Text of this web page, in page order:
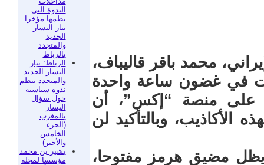
الندوة التي
نظمها مؤخرا
تيار اليسار
الجديد
والمتجدد
بالرباط
الرباط: تيار
اليسار الجديد
والمتجدد ينظم
ندوة سياسية
حول سؤال
اليسار
بالمغرب
(الجزء
الخامس
والأخير)
بشير بن محمد
مؤسسا لمجلة
محمد باقر قاليباف،
أطلق 7 ادعاءات في غضون ساعة واحدة
على منصة “إكس”، أن
الأكاذيب، وبالتأكيد لن
مضيق هرمز مفتوحا،